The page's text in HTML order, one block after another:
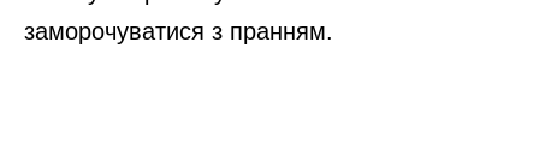
заморочуватися з пранням.